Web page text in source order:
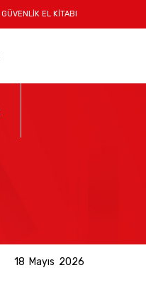
GÜVENLİK EL KİTABI
18 Mayıs 2026